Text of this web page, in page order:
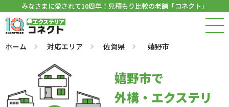
みなさまに愛されて10周年！見積もり比較の老舗「コネクト」
ホーム 対応エリア 佐賀県 嬉野市
嬉野市で
外構・エクステリ